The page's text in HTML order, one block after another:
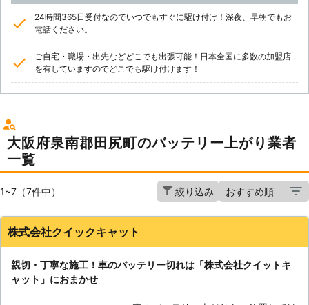
24時間365日受付なのでいつでもすぐに駆け付け！深夜、早朝でもお
電話ください。
ご自宅・職場・出先などどこでも出張可能！日本全国に多数の加盟店
を有していますのでどこでも駆け付けます！
大阪府泉南郡田尻町のバッテリー上がり業者
一覧
1~7（7件中） 絞り込み
株式会社クイックキャット
親切・丁寧な施工！車のバッテリー切れは「株式会社クイットキ
ャット」におまかせ